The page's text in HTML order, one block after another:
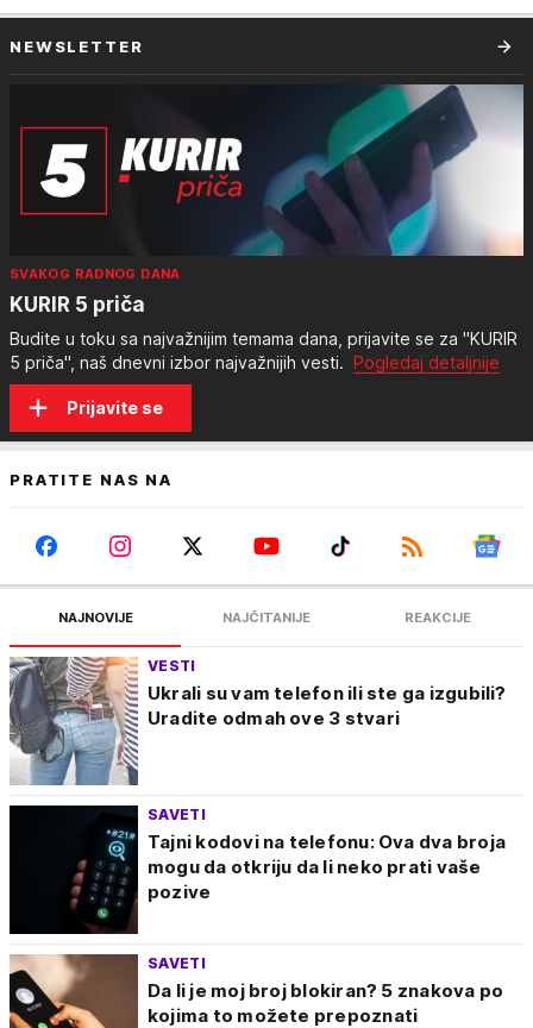
NEWSLETTER
SVAKOG RADNOG DANA
KURIR 5 priča
Budite u toku sa najvažnijim temama dana, prijavite se za "KURIR
5 priča", naš dnevni izbor najvažnijih vesti. Pogledaj detaljnije
Prijavite se
PRATITE NAS NA
NAJNOVIJE NAJČITANIJE REAKCIJE
VESTI
Ukrali su vam telefon ili ste ga izgubili?
Uradite odmah ove 3 stvari
SAVETI
Tajni kodovi na telefonu: Ova dva broja
mogu da otkriju da li neko prati vaše
pozive
SAVETI
Da li je moj broj blokiran? 5 znakova po
kojima to možete prepoznati